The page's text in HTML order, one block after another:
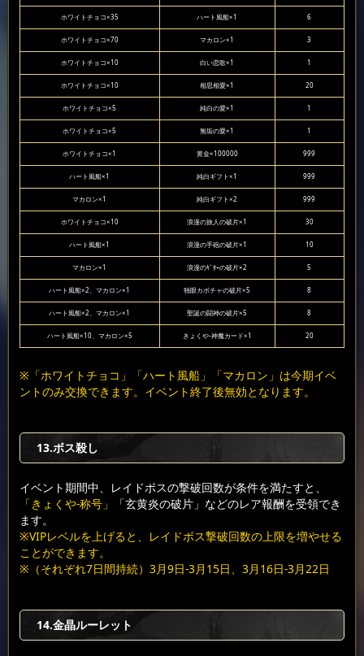
ホワイトチョコ×35 ハート風船×1 6
ホワイトチョコ×70 マカロン×1 3
ホワイトチョコ×10 白い恋歌×1 1
ホワイトチョコ×10 相思相愛×1 20
ホワイトチョコ×5 純白の愛×1 1
ホワイトチョコ×5 無垢の愛×1 1
ホワイトチョコ×1 黄金×100000 999
ハート風船×1 純白ギフト×1 999
マカロン×1 純白ギフト×2 999
ホワイトチョコ×10 浪漫の旅人の破片×1 30
ハート風船×1 浪漫の手砲の破片×1 10
マカロン×1 浪漫のｷﾞﾀｰの破片×2 5
ハート風船×2、マカロン×1 独眼カボチャの破片×5 8
ハート風船×2、マカロン×1 聖誕の闘神の破片×5 8
ハート風船×10、マカロン×5 きょくや-神魔カード×1 20
※「ホワイトチョコ」「ハート風船」「マカロン」は今期イベ
ントのみ交換できます。イベント終了後無効となります。
13.ボス殺し
イベント期間中、レイドボスの撃破回数が条件を満たすと、
「きょくや-称号」
「玄黄炎の破片」などのレア報酬を受領でき
ます。
※VIPレベルを上げると、レイドボス撃破回数の上限を増やせる
ことができます。
※（それぞれ7日間持続）3月9日-3月15日、3月16日-3月22日
14.金晶ルーレット